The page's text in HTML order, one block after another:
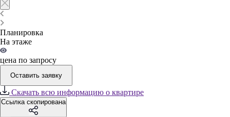
Планировка
На этаже
цена по запросу
Оставить заявку
Скачать всю информацию о квартире
Ссылка скопирована